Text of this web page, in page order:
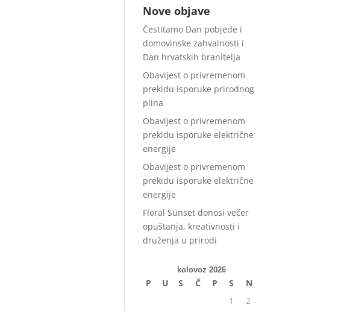
Nove objave
Čestitamo Dan pobjede i
domovinske zahvalnosti i
Dan hrvatskih branitelja
Obavijest o privremenom
prekidu isporuke prirodnog
plina
Obavijest o privremenom
prekidu isporuke električne
energije
Obavijest o privremenom
prekidu isporuke električne
energije
Floral Sunset donosi večer
opuštanja, kreativnosti i
druženja u prirodi
kolovoz 2026
P U S Č P S
N
1
2